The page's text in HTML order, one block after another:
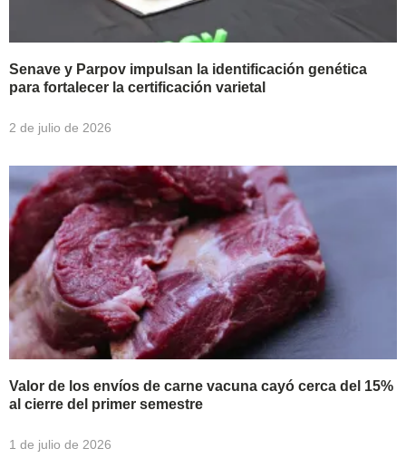
Senave y Parpov impulsan la identificación genética
para fortalecer la certificación varietal
2 de julio de 2026
Valor de los envíos de carne vacuna cayó cerca del 15%
al cierre del primer semestre
1 de julio de 2026